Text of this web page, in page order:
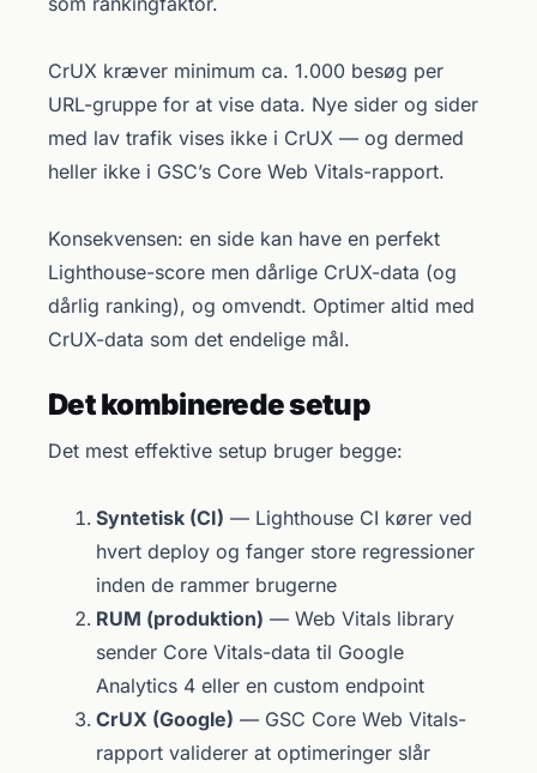
CrUX kræver minimum ca. 1.000 besøg per
URL-gruppe for at vise data. Nye sider og sider
med lav trafik vises ikke i CrUX — og dermed
heller ikke i GSC’s Core Web Vitals-rapport.
Konsekvensen: en side kan have en perfekt
Lighthouse-score men dårlige CrUX-data (og
dårlig ranking), og omvendt. Optimer altid med
CrUX-data som det endelige mål.
Det kombinerede setup
Det mest effektive setup bruger begge:
Syntetisk (CI) — Lighthouse CI kører ved
hvert deploy og fanger store regressioner
inden de rammer brugerne
RUM (produktion) — Web Vitals library
sender Core Vitals-data til Google
Analytics 4 eller en custom endpoint
CrUX (Google) — GSC Core Web Vitals-
rapport validerer at optimeringer slår